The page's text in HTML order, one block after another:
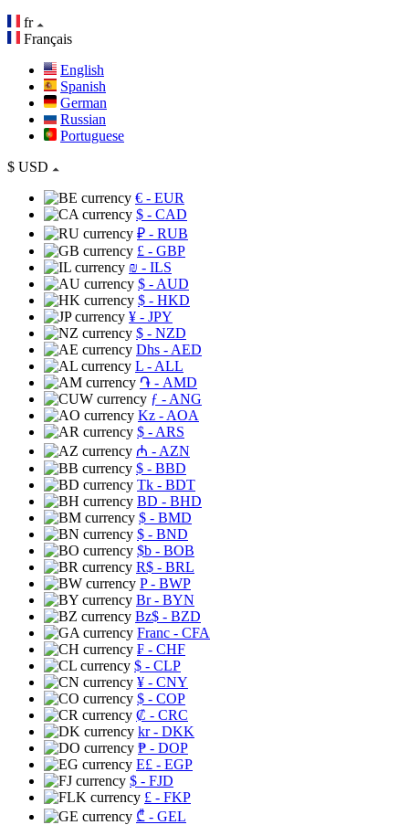
fr
Français
English
Spanish
German
Russian
Portuguese
$ USD
€ - EUR
$ - CAD
₽ - RUB
£ - GBP
₪ - ILS
$ - AUD
$ - HKD
¥ - JPY
$ - NZD
Dhs - AED
L - ALL
֏ - AMD
ƒ - ANG
Kz - AOA
$ - ARS
₼ - AZN
$ - BBD
Tk - BDT
BD - BHD
$ - BMD
$ - BND
$b - BOB
R$ - BRL
P- BWP
Br- BYN
Bz$ - BZD
Franc - CFA
₣ - CHF
$ - CLP
¥ - CNY
$ - COP
₡ - CRC
kr- DKK
₱ - DOP
E£ - EGP
$ - FJD
£ - FKP
₾ - GEL